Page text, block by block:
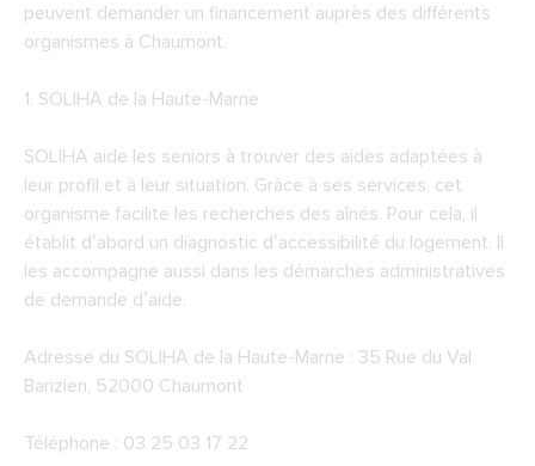
peuvent demander un financement auprès des différents
organismes à Chaumont.
1. SOLIHA de la Haute-Marne
SOLIHA aide les seniors à trouver des aides adaptées à
leur profil et à leur situation. Grâce à ses services, cet
organisme facilite les recherches des aînés. Pour cela, il
établit d’abord un diagnostic d’accessibilité du logement. Il
les accompagne aussi dans les démarches administratives
de demande d’aide.
Adresse du SOLIHA de la Haute-Marne : 35 Rue du Val
Barizien, 52000 Chaumont
Téléphone : 03 25 03 17 22